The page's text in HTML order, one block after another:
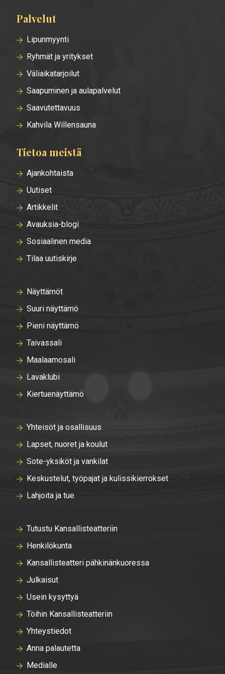
Palvelut
Lipunmyynti
Ryhmät ja yritykset
Väliaikatarjoilut
Saapuminen ja aulapalvelut
Saavutettavuus
Kahvila Willensauna
Tietoa meistä
Ajankohtaista
Uutiset
Artikkelit
Avauksia-blogi
Sosiaalinen media
Tilaa uutiskirje
Näyttämöt
Suuri näyttämö
Pieni näyttämö
Taivassali
Maalaamosali
Lavaklubi
Kiertuenäyttämö
Yhteisöt ja osallisuus
Lapset, nuoret ja koulut
Sote-yksiköt ja vankilat
Keskustelut, työpajat ja kulissikierrokset
Lahjoita ja tue
Tutustu Kansallisteatteriin
Henkilökunta
Kansallisteatteri pähkinänkuoressa
Julkaisut
Usein kysyttyä
Töihin Kansallisteatteriin
Yhteystiedot
Anna palautetta
Medialle